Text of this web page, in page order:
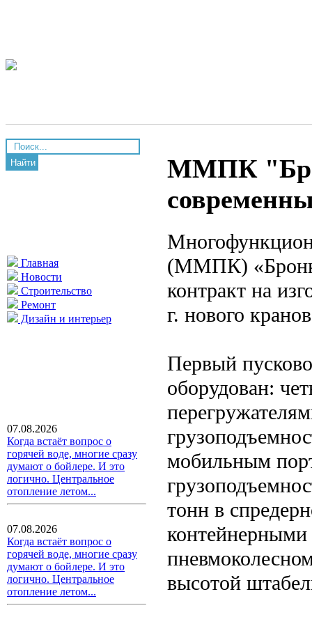
Найти
Главная
Новости
Строительство
Ремонт
Дизайн и интерьер
07.08.2026
Когда встаёт вопрос о
горячей воде, многие сразу
думают о бойлере. И это
логично. Центральное
отопление летом...
07.08.2026
Когда встаёт вопрос о
горячей воде, многие сразу
думают о бойлере. И это
логично. Центральное
отопление летом...
ММПК
(ММПК)
контракт на
г. нового
Первый
оборудован:
мобильным
тонн в
высотой